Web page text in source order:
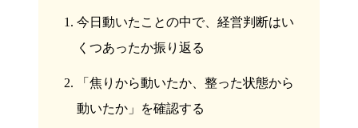
今日動いたことの中で、経営判断はい
くつあったか振り返る
「焦りから動いたか、整った状態から
動いたか」を確認する